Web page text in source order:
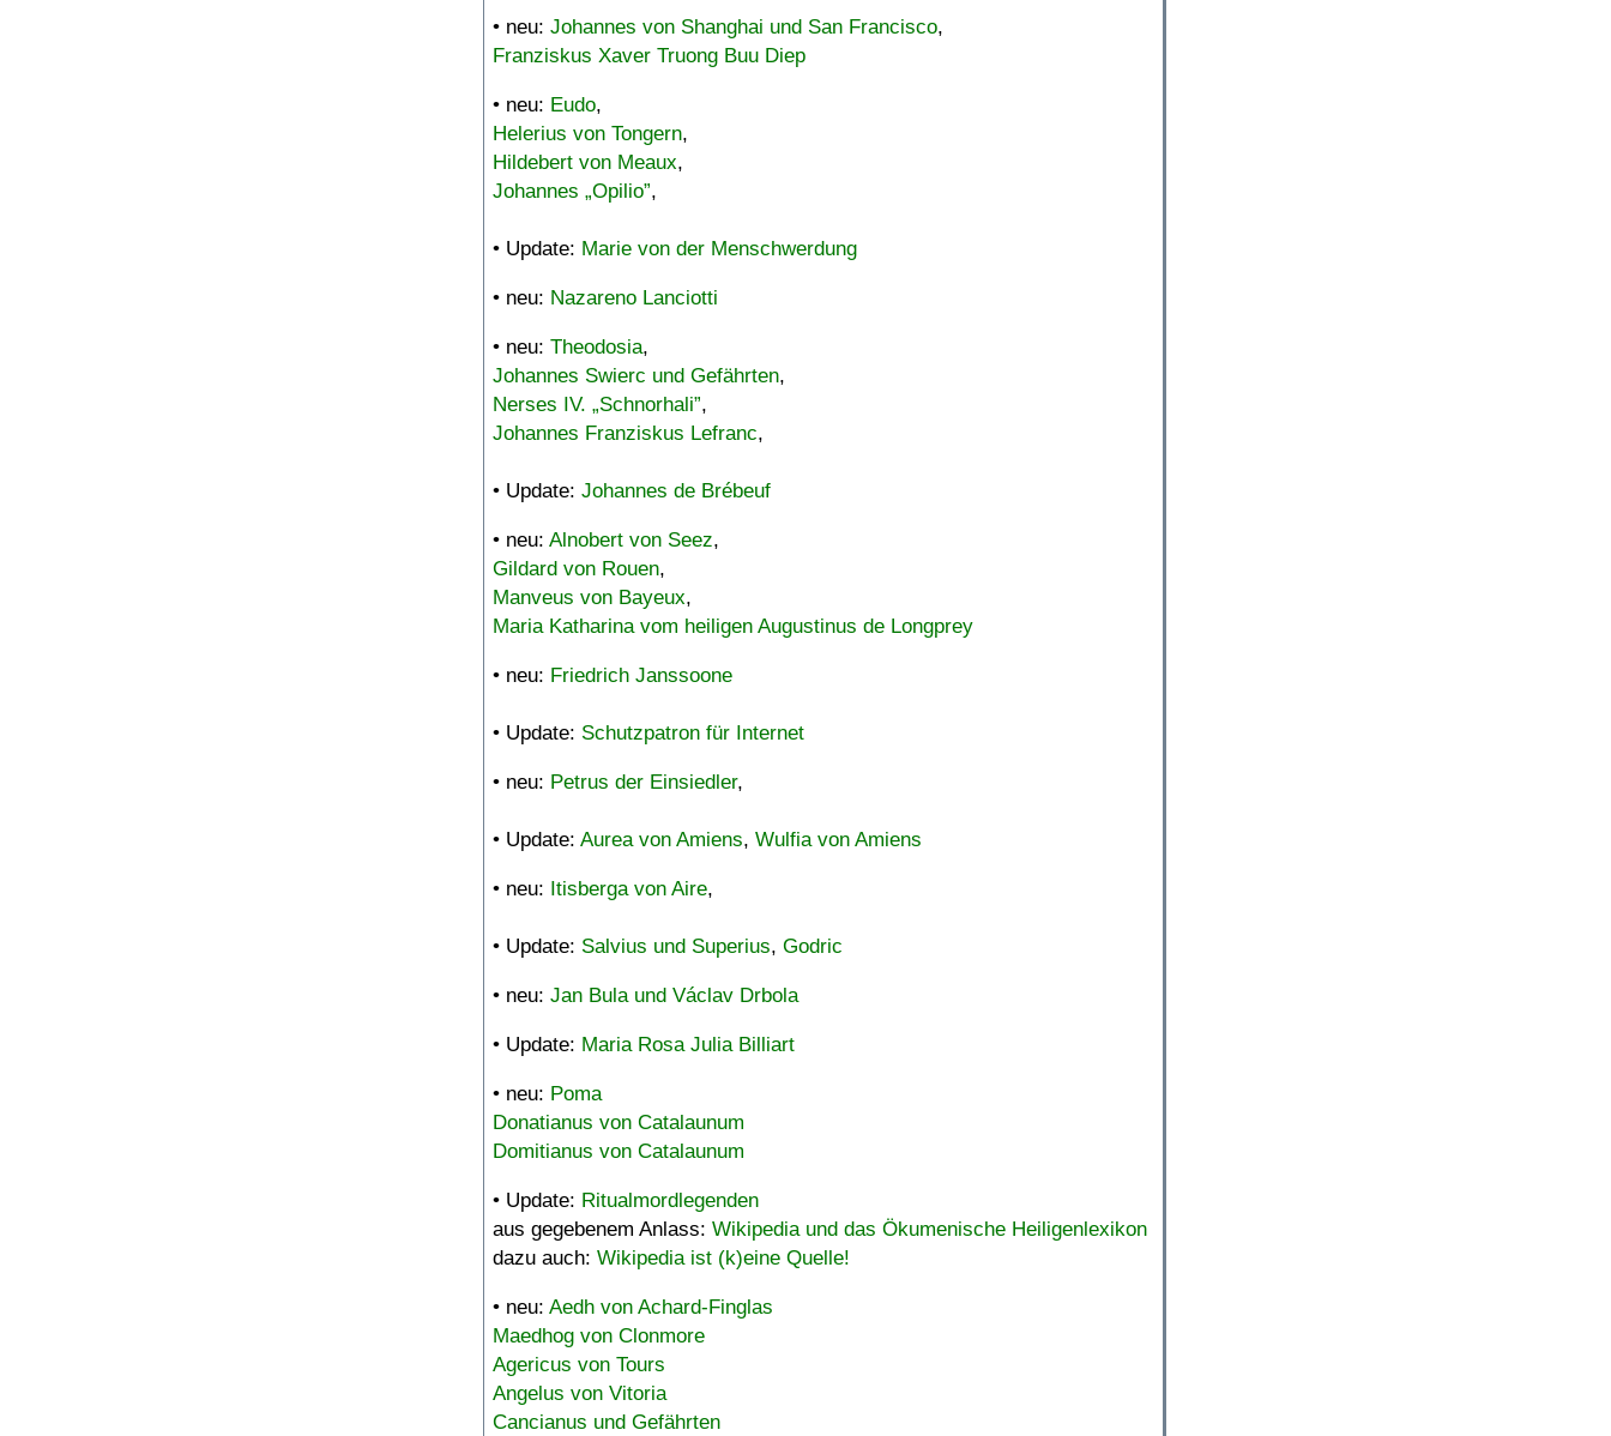
• neu: Johannes von Shanghai und San Francisco,
Franziskus Xaver Truong Buu Diep
• neu: Eudo,
Helerius von Tongern,
Hildebert von Meaux,
Johannes „Opilio”,
• Update: Marie von der Menschwerdung
• neu: Nazareno Lanciotti
• neu: Theodosia,
Johannes Swierc und Gefährten,
Nerses IV. „Schnorhali”,
Johannes Franziskus Lefranc,
• Update: Johannes de Brébeuf
• neu: Alnobert von Seez,
Gildard von Rouen,
Manveus von Bayeux,
Maria Katharina vom heiligen Augustinus de Longprey
• neu: Friedrich Janssoone
• Update: Schutzpatron für Internet
• neu: Petrus der Einsiedler,
• Update: Aurea von Amiens, Wulfia von Amiens
• neu: Itisberga von Aire,
• Update: Salvius und Superius, Godric
• neu: Jan Bula und Václav Drbola
• Update: Maria Rosa Julia Billiart
• neu: Poma
Donatianus von Catalaunum
Domitianus von Catalaunum
• Update: Ritualmordlegenden
aus gegebenem Anlass: Wikipedia und das Ökumenische Heiligenlexikon
dazu auch: Wikipedia ist (k)eine Quelle!
• neu: Aedh von Achard-Finglas
Maedhog von Clonmore
Agericus von Tours
Angelus von Vitoria
Cancianus und Gefährten